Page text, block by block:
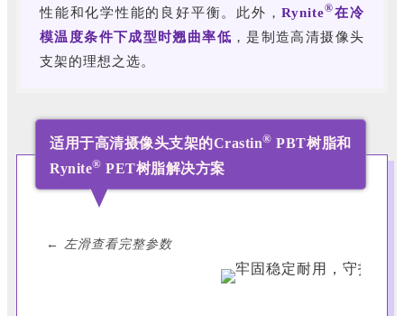
性能和化学性能的良好平衡。此外，Rynite®在冷
模温度条件下成型时翘曲率低 ，是制造高清摄像头
支架的理想之选。
适用于高清摄像头支架的Crastin® PBT树脂和
Rynite® PET树脂解决方案
← 左滑查看完整参数